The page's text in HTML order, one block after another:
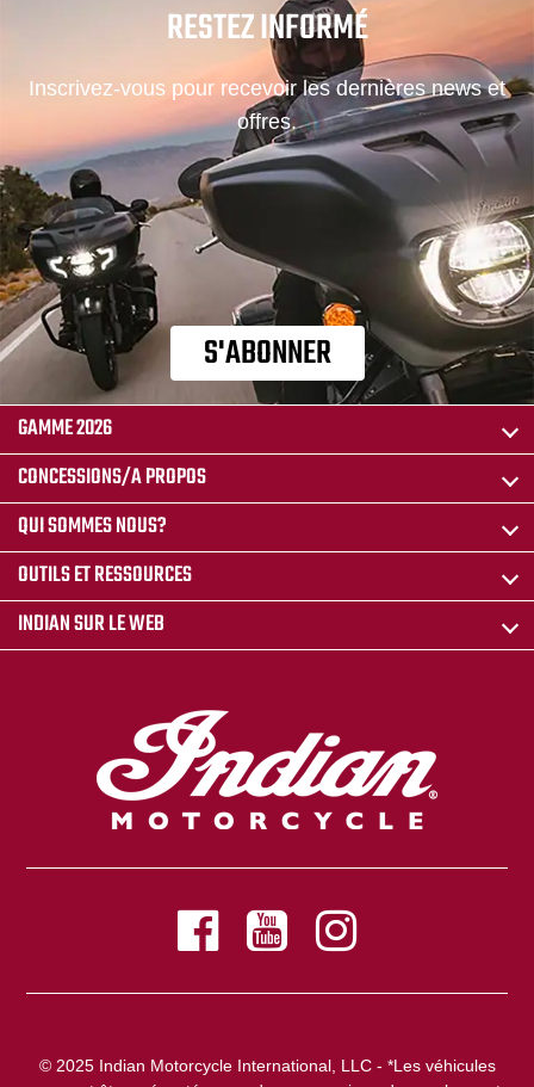
RESTEZ INFORMÉ
Inscrivez-vous pour recevoir les dernières news et
offres.
S'ABONNER
GAMME 2026
CONCESSIONS/A PROPOS
QUI SOMMES NOUS?
OUTILS ET RESSOURCES
INDIAN SUR LE WEB
© 2025 Indian Motorcycle International, LLC - *Les véhicules